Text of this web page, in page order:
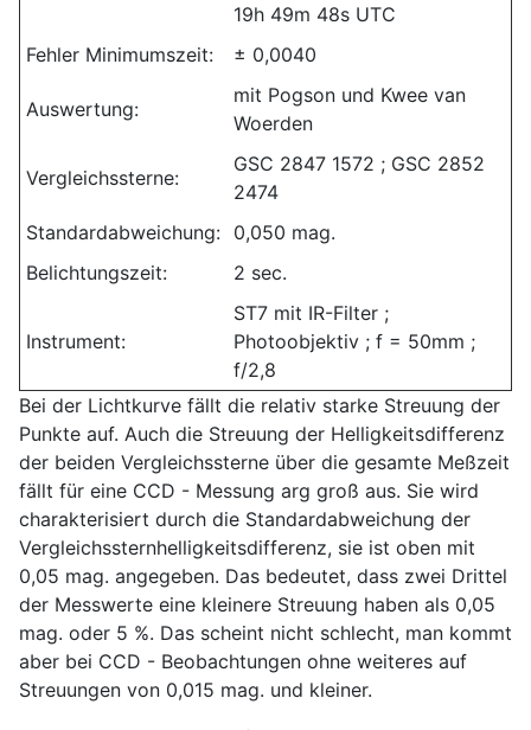
19h 49m 48s UTC
Fehler Minimumszeit:
± 0,0040
Auswertung:
mit Pogson und Kwee van
Woerden
Vergleichssterne:
GSC 2847 1572 ; GSC 2852
2474
Standardabweichung: 0,050 mag.
Belichtungszeit:
2 sec.
Instrument:
ST7 mit IR-Filter ;
Photoobjektiv ; f = 50mm ;
f/2,8
Bei der Lichtkurve fällt die relativ starke Streuung der
Punkte auf. Auch die Streuung der Helligkeitsdifferenz
der beiden Vergleichssterne über die gesamte Meßzeit
fällt für eine CCD - Messung arg groß aus. Sie wird
charakterisiert durch die Standardabweichung der
Vergleichssternhelligkeitsdifferenz, sie ist oben mit
0,05 mag. angegeben. Das bedeutet, dass zwei Drittel
der Messwerte eine kleinere Streuung haben als 0,05
mag. oder 5 %. Das scheint nicht schlecht, man kommt
aber bei CCD - Beobachtungen ohne weiteres auf
Streuungen von 0,015 mag. und kleiner.